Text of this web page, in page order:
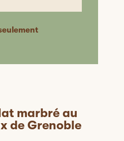
marbré au
de Grenoble